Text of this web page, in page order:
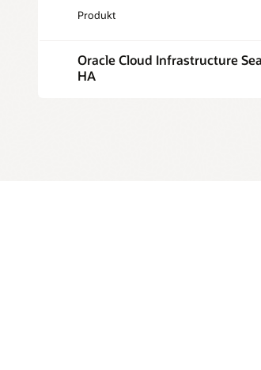
Produkt
Oracle Cloud Infrastructure
HA